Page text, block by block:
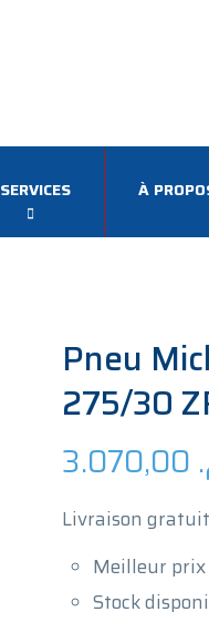
SERVICES À
Pneu
275/30
Livraison
Meilleur prix
Stock